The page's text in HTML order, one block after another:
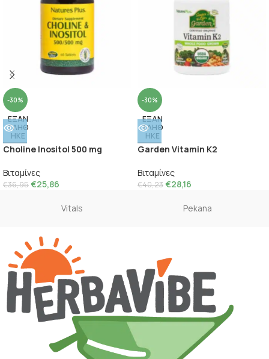
-30%
ΕΞΑΝ
ΤΛΗΘ
ΗΚΕ
Choline Inositol 500 mg
Βιταμίνες
€36,95 €25,86
-30%
ΕΞΑΝ
ΤΛΗΘ
ΗΚΕ
Garden Vitamin K2
Βιταμίνες
€40,23 €28,16
Vitals Pekana